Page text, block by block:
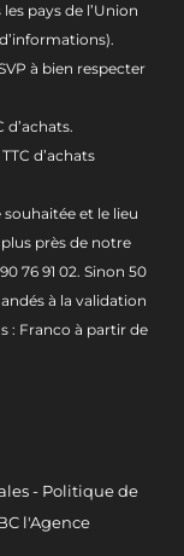
pays de l’Union
à bien respecter
d’achats.
d’achats
et le lieu
près de notre
76 91 02. Sinon 50
à la validation
: Franco à partir de
- Politique de
l'Agence